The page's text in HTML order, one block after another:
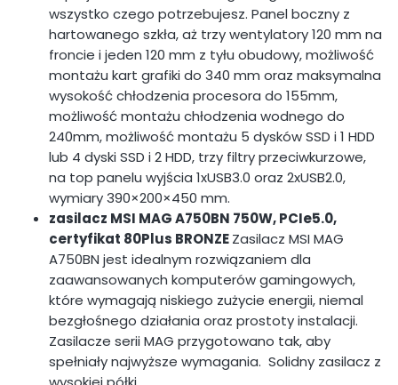
wszystko czego potrzebujesz. Panel boczny z
hartowanego szkła, aż trzy wentylatory 120 mm na
froncie i jeden 120 mm z tyłu obudowy, możliwość
montażu kart grafiki do 340 mm oraz maksymalna
wysokość chłodzenia procesora do 155mm,
możliwość montażu chłodzenia wodnego do
240mm, możliwość montażu 5 dysków SSD i 1 HDD
lub 4 dyski SSD i 2 HDD, trzy filtry przeciwkurzowe,
na top panelu wyjścia 1xUSB3.0 oraz 2xUSB2.0,
wymiary 390×200×450 mm.
zasilacz MSI MAG A750BN 750W, PCIe5.0,
certyfikat 80Plus BRONZEZasilacz MSI MAG
A750BN jest idealnym rozwiązaniem dla
zaawansowanych komputerów gamingowych,
które wymagają niskiego zużycie energii, niemal
bezgłośnego działania oraz prostoty instalacji.
Zasilacze serii MAG przygotowano tak, aby
spełniały najwyższe wymagania. Solidny zasilacz z